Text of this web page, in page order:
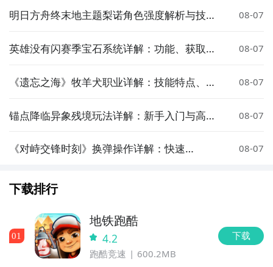
明日方舟终末地主题梨诺角色强度解析与技能
08-07
英雄没有闪赛季宝石系统详解：功能、获取与
08-07
《遗忘之海》牧羊犬职业详解：技能特点、玩
08-07
锚点降临异象残境玩法详解：新手入门与高阶
08-07
《对峙交锋时刻》换弹操作详解：快速
08-07
下载排行
01
地铁跑酷
4.2
跑酷竞速 600.2MB
下载